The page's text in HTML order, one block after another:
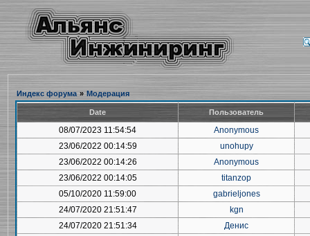
Индекс форума » Модерация
Date Пользователь
08/07/2023 11:54:54
Anonymous
23/06/2022 00:14:59
unohupy
23/06/2022 00:14:26
Anonymous
23/06/2022 00:14:05
titanzop
05/10/2020 11:59:00
gabrieljones
24/07/2020 21:51:47
kgn
24/07/2020 21:51:34
Денис